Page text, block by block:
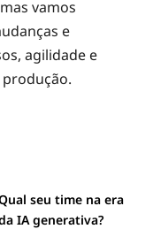
vamos
e
agilidade e
seu time na era
IA generativa?